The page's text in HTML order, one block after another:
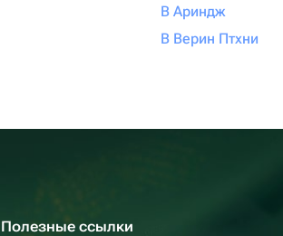
В Ариндж
В Верин Птхни
Полезные ссылки